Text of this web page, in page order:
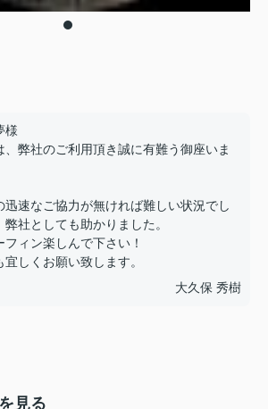
様
、弊社のご利用頂き誠に有難う御座いま
迅速なご協力が無ければ難しい状況でし
弊社としても助かりました。
フィン楽しんで下さい！
宜しくお願い致します。
大久保 秀樹
見る